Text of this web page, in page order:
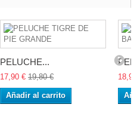
PELUCHE...
17,90 € 19,80 €
Añadir al carrito
18,90